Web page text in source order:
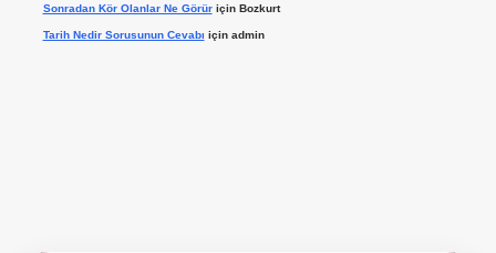
Sonradan Kör Olanlar Ne Görüriçin Bozkurt
Tarih Nedir Sorusunun Cevabı için admin